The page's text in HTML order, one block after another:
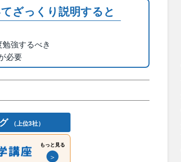
ざっくり説明すると
強するべき
必要
（上位3社）
もっと見る
＞